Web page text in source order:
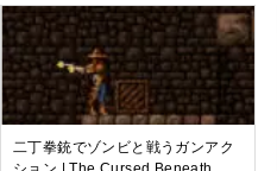
二丁拳銃でゾンビと戦うガンアク